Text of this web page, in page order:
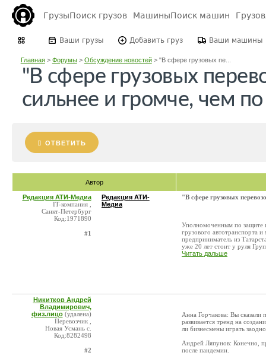
ГрузыПоиск грузов МашиныПоиск машин
Ваши грузы Добавить груз Ваши машины
Главная> Форумы> Обсуждение новостей> "В сфере грузовых пе...
"В сфере грузовых
сильнее и громче, чем
ОТВЕТИТЬ
Автор
Редакция АТИ-Медиа
IT-компания ,
Санкт-Петербург
Код:1971890
#1
Редакция АТИ-
Медиа
"В сфере грузовых
Уполномоченным по защите
грузового автотранспорта
предприниматель из
уже 20 лет стоит у руля
Читать дальше
Никитков Андрей
Владимирович,
физ.лицо (удалена)
Перевозчик ,
Новая Усмань с.
Код:8282498
#2
Анна Горчакова: Вы сказали
развивается тренд на
ли бизнесмены играть
Андрей Ляпунов: Конечно,
после пандемии.